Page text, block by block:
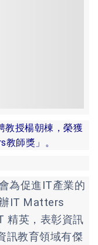
教授楊朝棟，榮獲
師獎」。
促進IT產業的
IT Matters
精英，表彰資訊
訊教育領域有傑